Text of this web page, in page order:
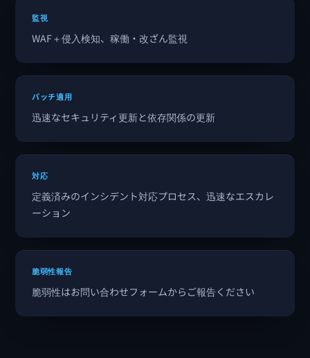
監視
WAF＋侵入検知、稼働・改ざん監視
パッチ適用
迅速なセキュリティ更新と依存関係の更新
対応
定義済みのインシデント対応プロセス、迅速なエスカレ
ーション
脆弱性報告
脆弱性はお問い合わせフォームからご報告ください